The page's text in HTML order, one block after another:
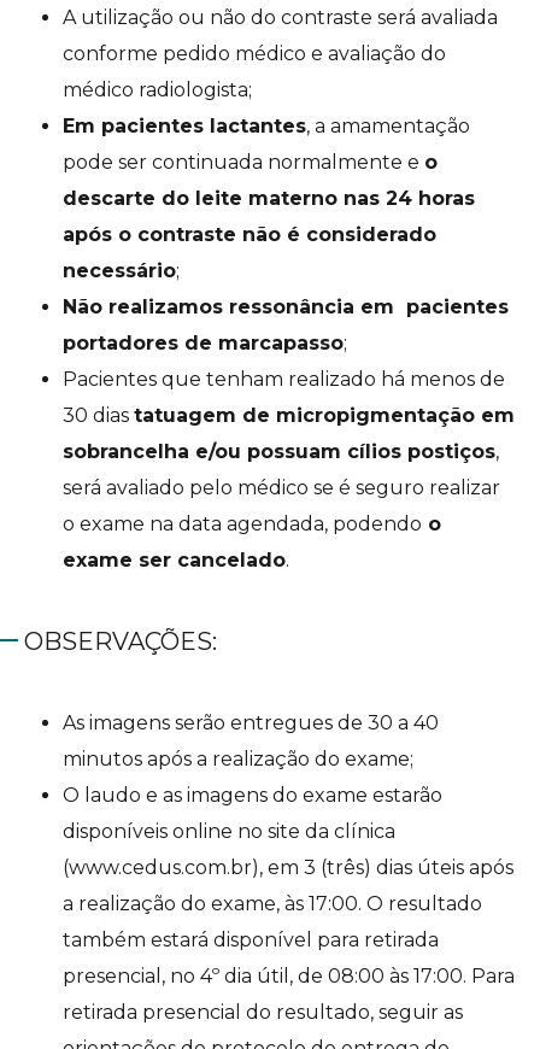
A utilização ou não do contraste será avaliada
conforme pedido médico e avaliação do
médico radiologista;
Em pacientes lactantes, a amamentação
pode ser continuada normalmente e o
descarte do leite materno nas 24 horas
após o contraste não é considerado
necessário;
Não realizamos ressonância em pacientes
portadores de marcapasso;
Pacientes que tenham realizado há menos de
30 dias tatuagem de micropigmentação em
sobrancelha e/ou possuam cílios postiços,
será avaliado pelo médico se é seguro realizar
o exame na data agendada, podendo o
exame ser cancelado.
OBSERVAÇÕES:
As imagens serão entregues de 30 a 40
minutos após a realização do exame;
O laudo e as imagens do exame estarão
disponíveis online no site da clínica
(www.cedus.com.br), em 3 (três) dias úteis após
a realização do exame, às 17:00. O resultado
também estará disponível para retirada
presencial, no 4º dia útil, de 08:00 às 17:00. Para
retirada presencial do resultado, seguir as